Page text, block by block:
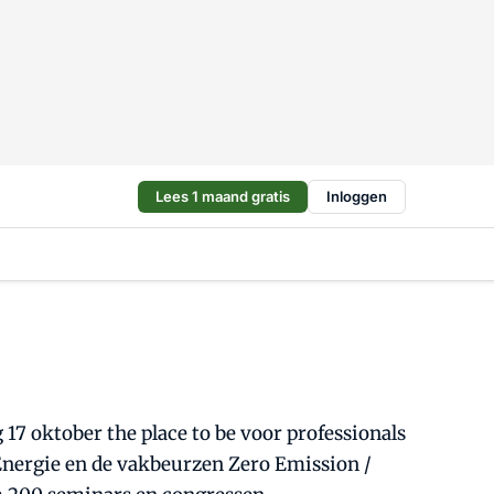
Lees 1 maand gratis Inloggen
oktober the place to be voor professionals
en de vakbeurzen Zero Emission /